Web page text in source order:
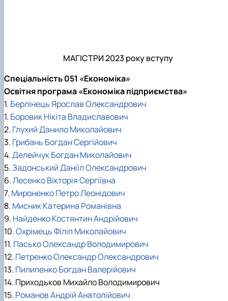
МАГІСТРИ 2023 року вступу
Спеціальність 051 «Економіка»
Освітня програма «Економіка підприємства»
1. Берлінець Ярослав Олександрович
1. Боровик Нікіта Владиславович
2. Глухий Данило Миколайович
3. Грибань Богдан Сергійович
4.Делейчук Богдан Миколайович
5.Задонський Даніїл Олександрович
6.Лесенко Вікторія Сергіївна
7. Мироненко Петро Леонідович
8. Мисник Катерина Романівна
9. Найденко Костянтин Андрійович
10.Охрімець Філіп Миколайович
11. Пасько Олександр Володимирович
12. Петренко Олександр Олександрович
13. Пилипенко Богдан Валерійович
14. Приходьков Михайло Володимирович
15. Романов Андрій Анатолійович